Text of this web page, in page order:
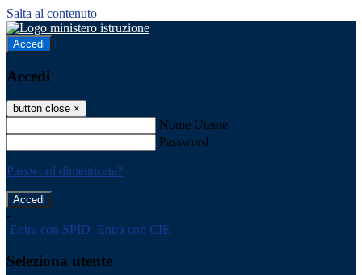
Salta al contenuto
Accedi
Accedi
button close ×
Nome Utente
Password
Password dimenticata?
-
Entra con SPID Entra con CIE
Seleziona utente